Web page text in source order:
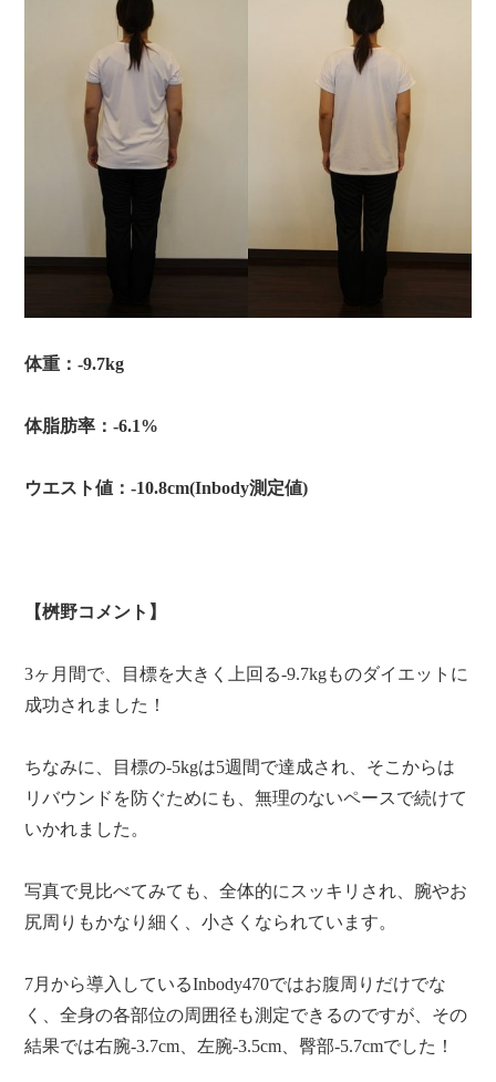
体重：‐9.7kg
体脂肪率：‐6.1%
ウエスト値：‐10.8cm(Inbody測定値)
【桝野コメント】
3ヶ月間で、目標を大きく上回る-9.7kgものダイエットに
成功されました！
ちなみに、目標の-5kgは5週間で達成され、そこからは
リバウンドを防ぐためにも、無理のないペースで続けて
いかれました。
写真で見比べてみても、全体的にスッキリされ、腕やお
尻周りもかなり細く、小さくなられています。
7月から導入しているInbody470ではお腹周りだけでな
く、全身の各部位の周囲径も測定できるのですが、その
結果では右腕-3.7cm、左腕-3.5cm、臀部-5.7cmでした！